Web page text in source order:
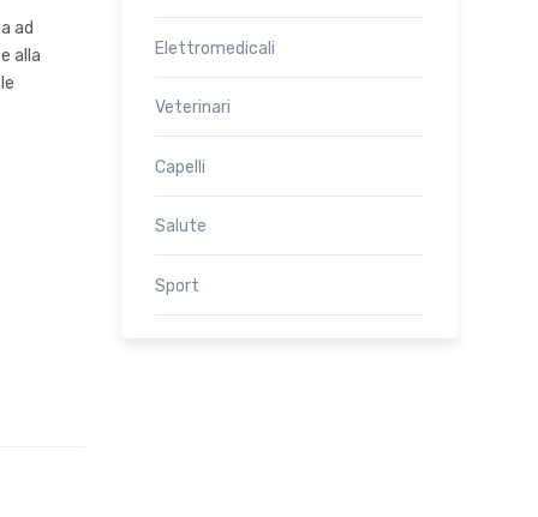
ad
alla
Elettromedicali
Veterinari
Capelli
Salute
Sport